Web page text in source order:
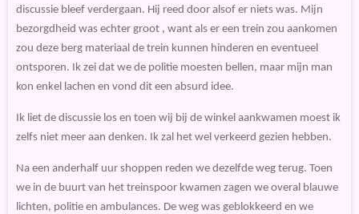
discussie bleef verdergaan. Hij reed door alsof er niets was. Mijn
bezorgdheid was echter groot , want als er een trein zou aankomen
zou deze berg materiaal de trein kunnen hinderen en eventueel
ontsporen. Ik zei dat we de politie moesten bellen, maar mijn man
kon enkel lachen en vond dit een absurd idee.
Ik liet de discussie los en toen wij bij de winkel aankwamen moest ik
zelfs niet meer aan denken. Ik zal het wel verkeerd gezien hebben.
Na een anderhalf uur shoppen reden we dezelfde weg terug. Toen
we in de buurt van het treinspoor kwamen zagen we overal blauwe
lichten, politie en ambulances. De weg was geblokkeerd en we